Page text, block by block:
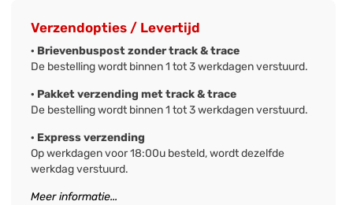
Verzendopties / Levertijd
· Brievenbuspost zonder track & trace
De bestelling wordt binnen 1 tot 3 werkdagen verstuurd.
· Pakket verzending met track & trace
De bestelling wordt binnen 1 tot 3 werkdagen verstuurd.
· Express verzending
Op werkdagen voor 18:00u besteld, wordt dezelfde
werkdag verstuurd.
Meer informatie...